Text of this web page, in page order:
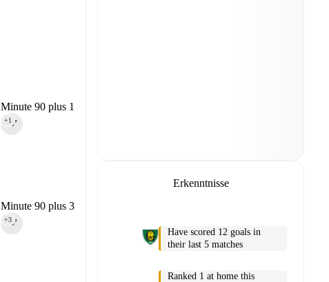
Minute 90 plus 1
90‎’‎
+1
Minute 90 plus 3
90‎’‎
+3
Erkenntnisse
Have scored 12 goals in
their last 5 matches
Ranked 1 at home this